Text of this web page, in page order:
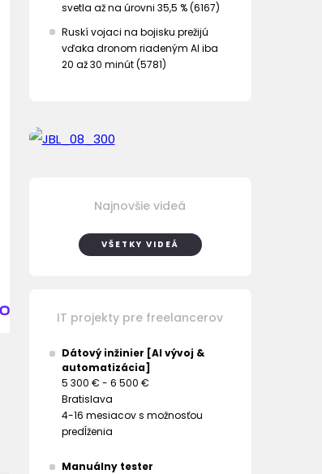
svetla až na úrovni 35,5 % (6167)
Ruskí vojaci na bojisku prežijú
vďaka dronom riadeným AI iba
20 až 30 minút (5781)
Najnovšie videá
VŠETKY VIDEÁ
IT projekty pre freelancerov
Dátový inžinier [AI vývoj &
automatizácia]
5 300 € - 6 500 €
Bratislava
4-16 mesiacov s možnosťou
predĺženia
Manuálny tester